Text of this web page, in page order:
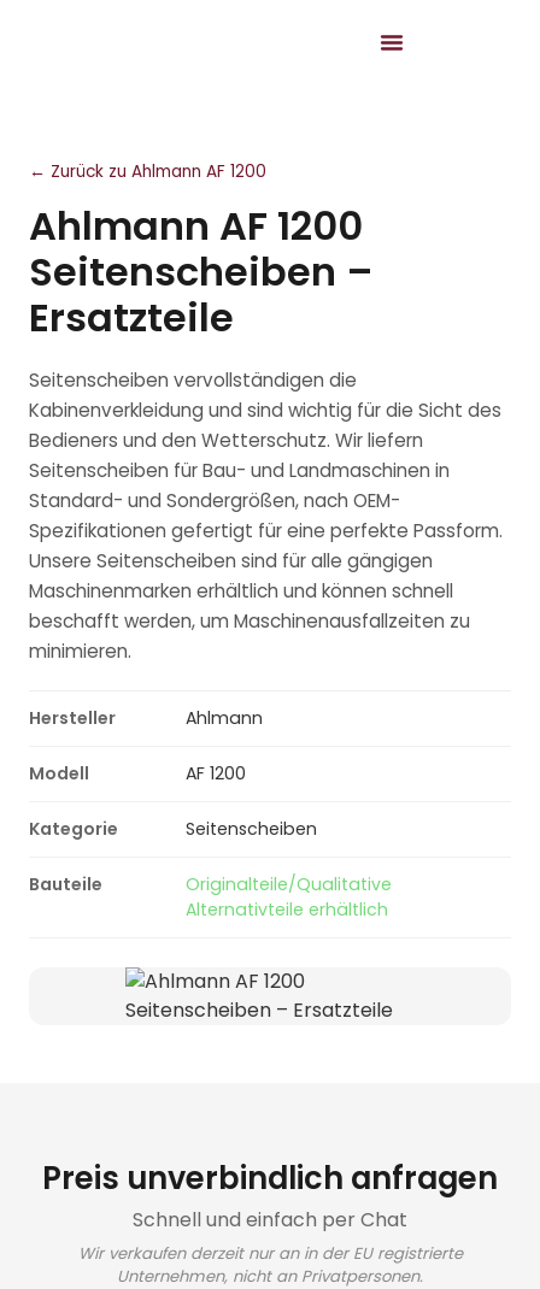
← Zurück zu Ahlmann AF 1200
Ahlmann AF 1200
Seitenscheiben –
Ersatzteile
Seitenscheiben vervollständigen die
Kabinenverkleidung und sind wichtig für die Sicht des
Bedieners und den Wetterschutz. Wir liefern
Seitenscheiben für Bau- und Landmaschinen in
Standard- und Sondergrößen, nach OEM-
Spezifikationen gefertigt für eine perfekte Passform.
Unsere Seitenscheiben sind für alle gängigen
Maschinenmarken erhältlich und können schnell
beschafft werden, um Maschinenausfallzeiten zu
minimieren.
Hersteller Ahlmann
Modell AF 1200
Kategorie Seitenscheiben
Bauteile
Originalteile/Qualitative
Alternativteile erhältlich
Preis unverbindlich anfragen
Schnell und einfach per Chat
Wir verkaufen derzeit nur an in der EU registrierte
Unternehmen, nicht an Privatpersonen.